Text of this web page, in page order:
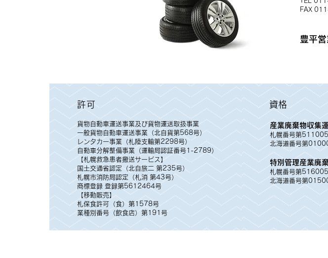
FAX
豊平
許可
貨物自動車運送事業及び貨物運送取扱事業
一般貨物自動車運送事業（北自貨第568号）
レンタカー事業（札陸支輸第2298号）
自動車分解整備事業（運輸局認証番号1-2789）
【札幌救急患者搬送サービス】
国土交通省認定（北自旅二 第235号）
札幌市消防局認定（札消 第43号）
商標登録 登録第5612464号
【移動販売】
札保食許可（食）第1578号
業種別番号（飲食店）第191号
​資格
産業廃棄物収集
札幌番号第
北海道番号第
特別管理産業廃
札幌番号第
北海道番号第